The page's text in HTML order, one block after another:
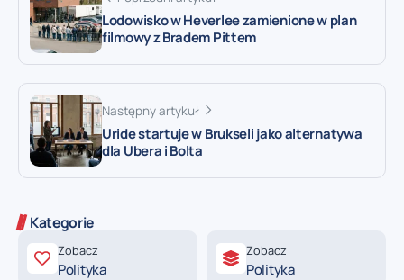
Lodowisko w Heverlee zamienione w plan
filmowy z Bradem Pittem
Następny artykuł
Uride startuje w Brukseli jako alternatywa
dla Ubera i Bolta
Kategorie
Zobacz
Polityka
Zobacz
Polityka